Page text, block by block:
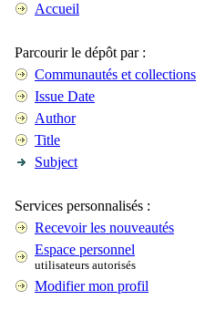
Accueil
Parcourir le dépôt par :
Communautés et collections
Issue Date
Author
Title
Subject
Services personnalisés :
Recevoir les nouveautés
Espace personnel
utilisateurs autorisés
Modifier mon profil